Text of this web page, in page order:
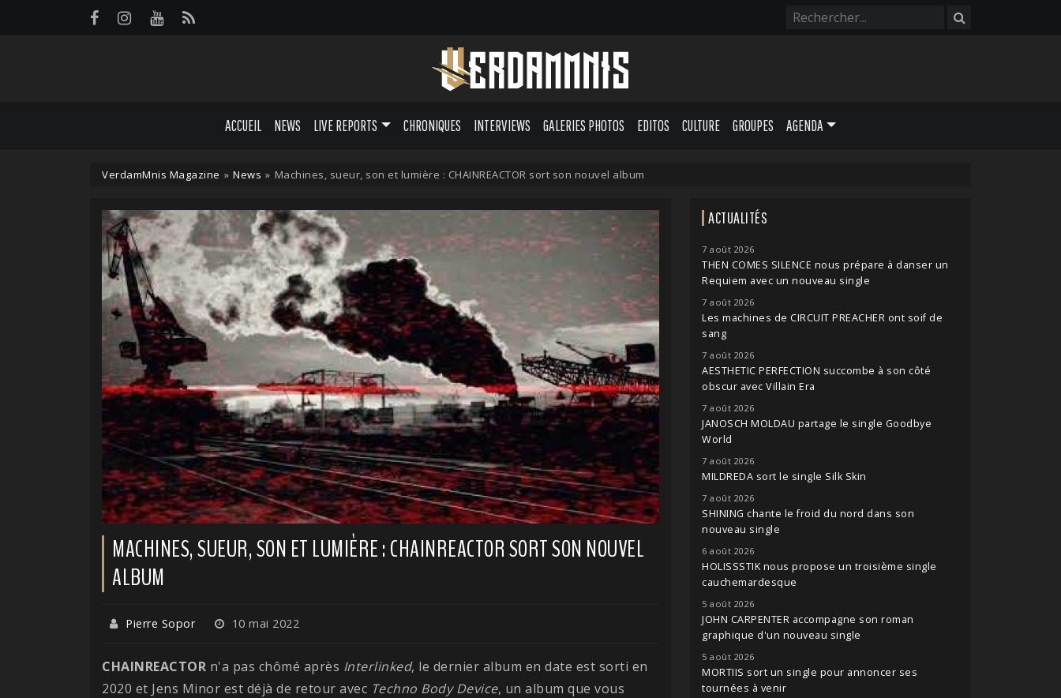
ACCUEIL NEWS LIVE REPORTS CHRONIQUES INTERVIEWS GALERIES PHOTOS EDITOS CULTURE GROUPES AGENDA
VerdamMnis Magazine » News » Machines, sueur, son et lumière : CHAINREACTOR sort son nouvel album
MACHINES, SUEUR, SON ET LUMIÈRE : CHAINREACTOR SORT SON NOUVEL
ALBUM
Pierre Sopor 10 mai 2022
CHAINREACTOR n'a pas chômé après Interlinked, le dernier album en date est sorti en
2020 et Jens Minor est déjà de retour avec Techno Body Device, un album que vous
ACTUALITÉS
7 août 2026
THEN COMES SILENCE nous prépare à danser un
Requiem avec un nouveau single
7 août 2026
Les machines de CIRCUIT PREACHER ont soif de
sang
7 août 2026
AESTHETIC PERFECTION succombe à son côté
obscur avec Villain Era
7 août 2026
JANOSCH MOLDAU partage le single Goodbye
World
7 août 2026
MILDREDA sort le single Silk Skin
7 août 2026
SHINING chante le froid du nord dans son
nouveau single
6 août 2026
HOLISSSTIK nous propose un troisième single
cauchemardesque
5 août 2026
JOHN CARPENTER accompagne son roman
graphique d'un nouveau single
5 août 2026
MORTIIS sort un single pour annoncer ses
tournées à venir
Panneau de gestion des cookies